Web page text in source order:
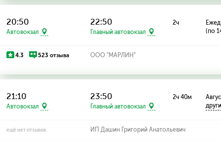
20:50
Автовокзал
22:50
Главный автовокзал
2ч
(по
4.3 523 отзыва ООО "МАРЛИН"
21:10
Автовокзал
23:50
Главный автовокзал
2ч 40м
ещё нет отзывов ИП Дашин Григорий Анатольевич